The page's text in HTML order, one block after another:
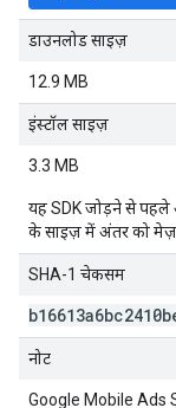
डाउनलोड साइज़
12.9 MB
इंस्टॉल साइज़
3.3 MB
यह SDK जोड़ने से पहले
के साइज़ में अंतर को
SHA-1 चेकसम
नोट
Google Mobile Ads